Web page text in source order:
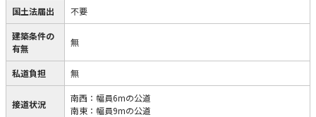
国土法届出 不要
建築条件の
有無
無
私道負担 無
接道状況
南西：幅員6mの公道
南東：幅員9mの公道